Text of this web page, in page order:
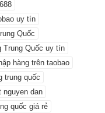
uy tín
Quốc
Trung Quốc uy tín
hàng trên taobao
trung quốc
nguyen dan
quốc giá rẻ